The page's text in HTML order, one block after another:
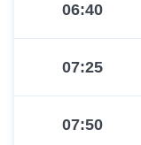
06:40
07:25
07:50